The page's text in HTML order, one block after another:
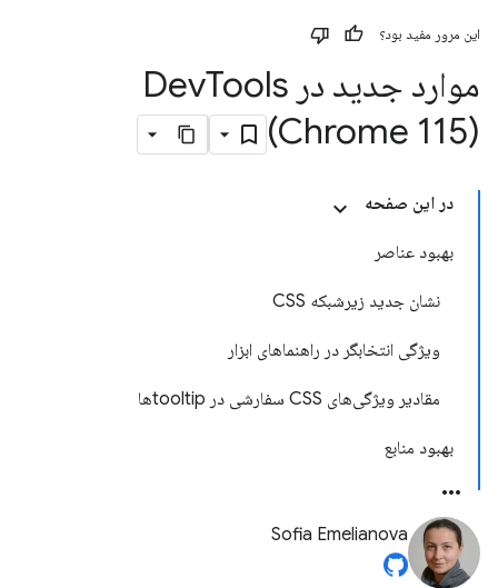
این مرور مفید بود؟
موارد جدید در Dev Tools
(Chrome 115)
در این صفحه
بهبود عناصر
نشان جدید زیرشبکه CSS
ویژگی انتخابگر در راهنماهای ابزار
مقادیر ویژگی‌های CSS سفارشی در tooltipها
بهبود منابع
Sofia Emelianova